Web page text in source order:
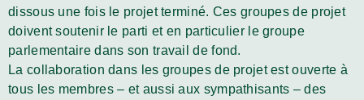
dissous une fois le projet terminé. Ces groupes de projet
doivent soutenir le parti et en particulier le groupe
parlementaire dans son travail de fond.
La collaboration dans les groupes de projet est ouverte à
tous les membres – et aussi aux sympathisants – des